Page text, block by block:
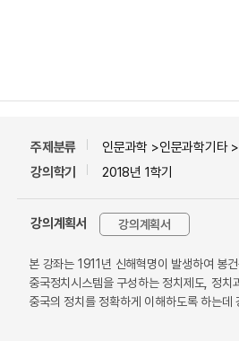
주제분류
인문과학 >인문과학기타
강의학기
2018년 1학기
강의계획서 강의계획서
본 강좌는 1911년 신해혁명이 발생하여 봉
중국정치시스템을 구성하는 정치제도, 정
중국의 정치를 정확하게 이해하도록 하는